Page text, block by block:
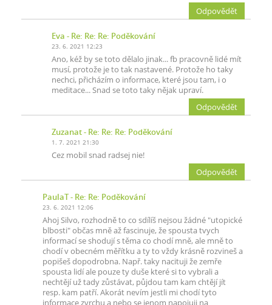
Odpovědět
Eva - Re: Re: Re: Poděkování
23. 6. 2021 12:23
Ano, kéž by se toto dělalo jinak... fb pracovně lidé mít
musí, protože je to tak nastavené. Protože ho taky
nechci, přicházím o informace, které jsou tam, i o
meditace... Snad se toto taky nějak upraví.
Odpovědět
Zuzanat- Re: Re: Re: Poděkování
1. 7. 2021 21:30
Cez mobil snad radsej nie!
Odpovědět
PaulaT- Re: Re: Poděkování
23. 6. 2021 12:06
Ahoj Silvo, rozhodně to co sdílíš nejsou žádné "utopické
blbosti" občas mně až fascinuje, že spousta tvych
informací se shodují s těma co chodí mně, ale mně to
chodí v obecném měřítku a ty to vždy krásně rozvineš a
popišeš dopodrobna. Např. taky nacituji že zemře
spousta lidí ale pouze ty duše které si to vybrali a
nechtějí už tady zůstávat, půjdou tam kam chtějí jít
resp. kam patří. Akorát nevím jestli mi chodí tyto
informace zvrchu a nebo se jenom napojuji na